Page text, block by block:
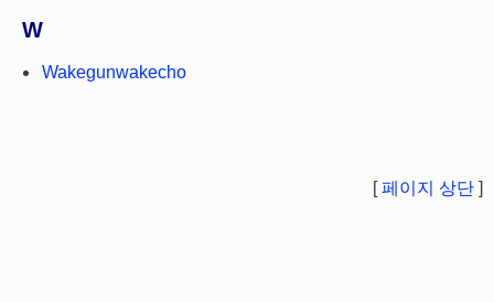
W
Wakegunwakecho
[페이지 상단 ]